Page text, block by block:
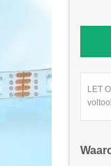
LET